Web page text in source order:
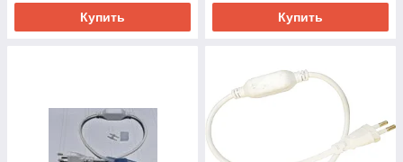
Купить Купить